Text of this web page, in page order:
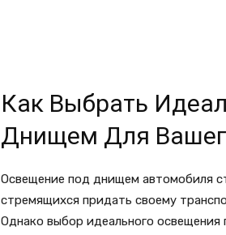
Как Выбрать
Днищем Для
Освещение под днищем автомобиля
стремящихся придать своему
Однако выбор идеального